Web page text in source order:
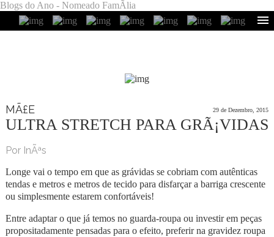
Blogs do Ano - Nomeado FamÃ­lia
MÃ£E 29 de Dezembro, 2015
ULTRA STRETCH PARA GRÃ¡VIDAS
Por InÃªs
Longe vai o tempo em que as grávidas se cobriam com autênticas
tendas e metros e metros de tecido para disfarçar a barriga crescente
ou simplesmente estarem confortáveis!
Entre adaptar o que já temos no guarda-roupa ou investir em peças
propositadamente pensadas para o efeito, preferir na gravidez roupa